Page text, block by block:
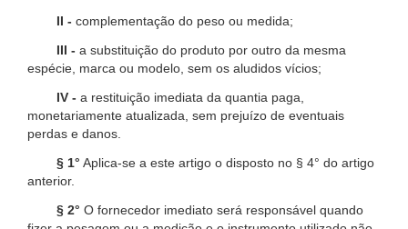
II - complementação do peso ou medida;
III - a substituição do produto por outro da mesma
espécie, marca ou modelo, sem os aludidos vícios;
IV - a restituição imediata da quantia paga,
monetariamente atualizada, sem prejuízo de eventuais
perdas e danos.
§ 1° Aplica-se a este artigo o disposto no § 4° do artigo
anterior.
§ 2° O fornecedor imediato será responsável quando